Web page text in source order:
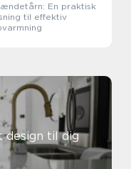
En praktisk
til effektiv
design til dig